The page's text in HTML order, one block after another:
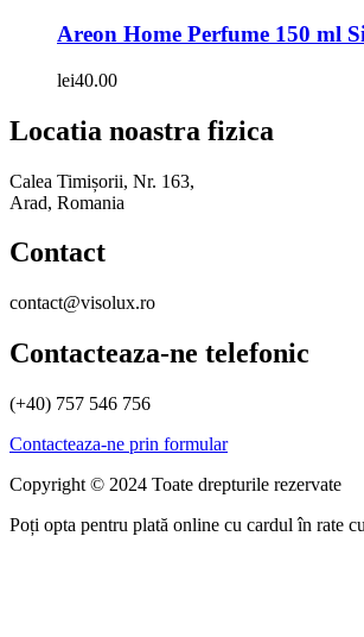
Areon Home Perfume 150 ml
lei40.00
Locatia noastra fizica
Calea Timișorii, Nr. 163,
Arad, Romania
Contact
contact@visolux.ro
Contacteaza-ne telefonic
(+40) 757 546 756
Contacteaza-ne prin formular
Copyright © 2024 Toate drepturile rezervate
Poți opta pentru plată online cu cardul în rate